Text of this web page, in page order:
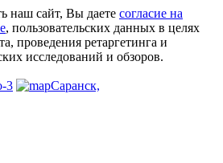
наш сайт, Вы даете согласие на
, пользовательских данных в целях
проведения ретаргетинга и
исследований и обзоров.
Саранск,